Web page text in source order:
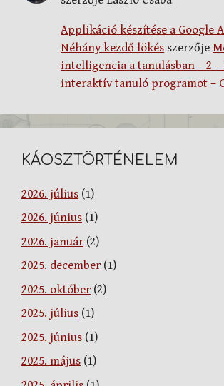
Applikáció készítése a Google
Néhány kezdő lökés szerzője
intelligencia a tanulásban – 2
interaktív tanuló programot –
KÁOSZTÖRTÉNELEM
2026. július (1)
2026. június (1)
2026. január(2)
2025. december(1)
2025. október(2)
2025. július (1)
2025. június (1)
2025. május (1)